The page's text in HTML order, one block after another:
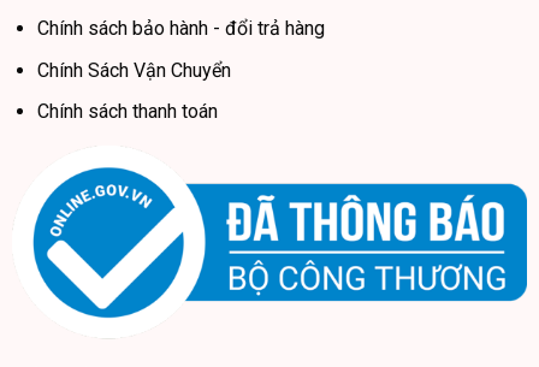
Chính sách bảo hành - đổi trả hàng
Chính Sách Vận Chuyển
Chính sách thanh toán